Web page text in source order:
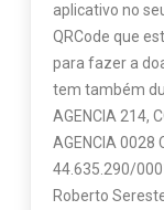
aplicativo no
QRCode que
para fazer a
tem também
AGENCIA 214,
AGENCIA 0028
44.635.290/
Roberto